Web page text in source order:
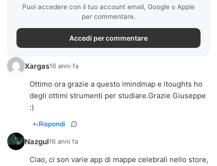
Puoi accedere con il tuo account email, Google o Apple
per commentare.
Accedi per commentare
Xargas16 anni fa
Ottimo ora grazie a questo imindmap e itoughts ho
degli ottimi strumenti per studiare.Grazie Giuseppe
:)
Rispondi
Nazgul16 anni fa
Ciao, ci son varie app di mappe celebrali nello store,